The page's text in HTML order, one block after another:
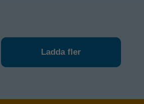
Ladda fler